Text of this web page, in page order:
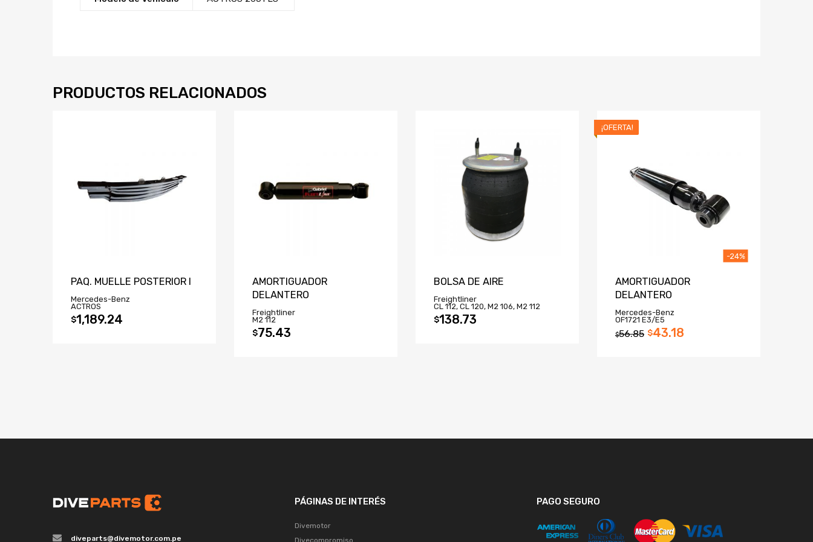
PRODUCTOS RELACIONADOS
PAQ. MUELLE POSTERIOR I
Mercedes-Benz
ACTROS
$1,189.24
AMORTIGUADOR
DELANTERO
Freightliner
M2 112
$75.43
BOLSA DE AIRE
Freightliner
CL 112, CL 120, M2 106, M2 112
$138.73
¡OFERTA!
AMORTIGUADOR
DELANTERO
Mercedes-Benz
OF1721 E3/E5
$56.85 $43.18
-24%
diveparts@divemotor.com.pe
PÁGINAS DE INTERÉS
Divemotor
Divecompromiso
PAGO SEGURO